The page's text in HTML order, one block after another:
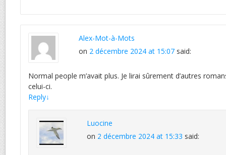
Alex-Mot-à-Mots
on 2 décembre 2024 at 15:07 said:
Normal people m’avait plus. Je lirai sûrement d’autres
celui-ci.
Reply↓
Luocine
on 2 décembre 2024 at 15:33 said: